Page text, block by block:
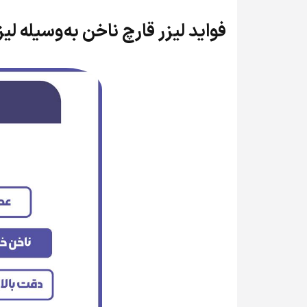
فواید لیزر قارچ ناخن به‌وسیله